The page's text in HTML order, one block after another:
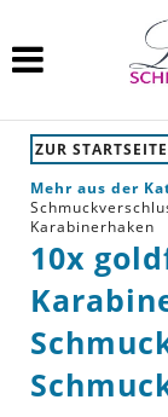
ZUR STARTSEITE
Mehr aus der
Karabinerhaken
10x